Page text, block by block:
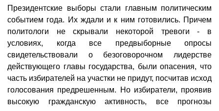
Президентские выборы стали главным политическим
событием года. Их ждали и к ним готовились. Причем
политологи не скрывали некоторой тревоги - в
условиях, когда все предвыборные опросы
свидетельствовали о безоговорочном лидерстве
действующего главы государства, были опасения, что
часть избирателей на участки не придут, посчитав исход
голосования предрешенным. Но избиратели, проявив
высокую гражданскую активность, все прогнозы